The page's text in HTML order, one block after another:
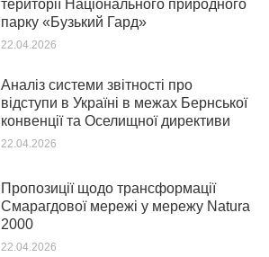
території Національного природного
парку «Бузький Гард»
22.04.2026
Аналіз системи звітності про
відступи в Україні в межах Бернської
конвенції та Оселищної директиви
22.04.2026
Пропозиції щодо трансформації
Смарагдової мережі у мережу Natura
2000
22.04.2026